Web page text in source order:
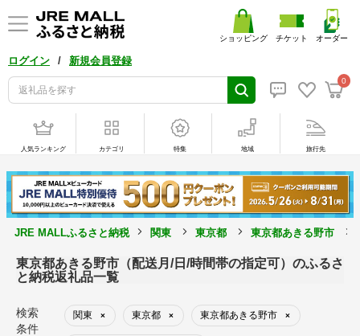
ログイン / 新規会員登録
0
ショッピング チケット オーダー
人気ランキング カテゴリ 特集 地域 旅行先
JRE MALLふるさと納税 関東 東京都 東京都あきる野市
東京都あきる野市（配送月/日/時間帯の指定可）のふるさ
と納税返礼品一覧
検索
条件
関東 × 東京都 × 東京都あきる野市 ×